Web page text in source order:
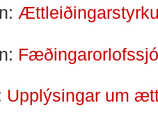
Upplýsingar um